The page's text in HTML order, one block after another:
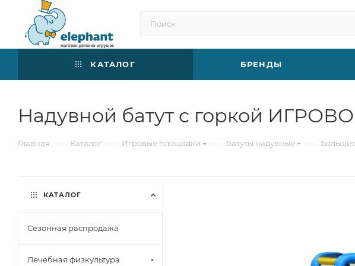
КАТАЛОГ БРЕНДЫ
Надувной батут с горкой
Главная — Каталог — Игровые площадки — Батуты надувные —
КАТАЛОГ
Сезонная распродажа
Лечебная физкультура